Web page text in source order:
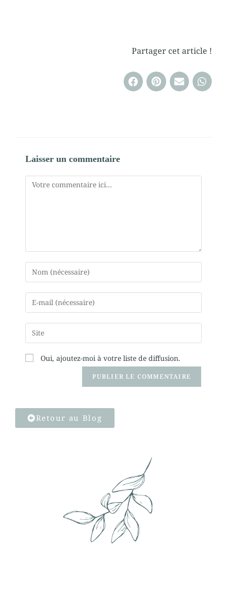
Partager cet article !
Laisser un commentaire
Oui, ajoutez-moi à votre liste de diffusion.
Retour au Blog